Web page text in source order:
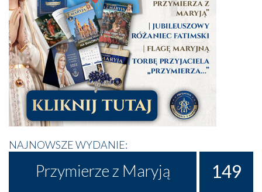
NAJNOWSZE WYDANIE:
Przymierze z Maryją 149